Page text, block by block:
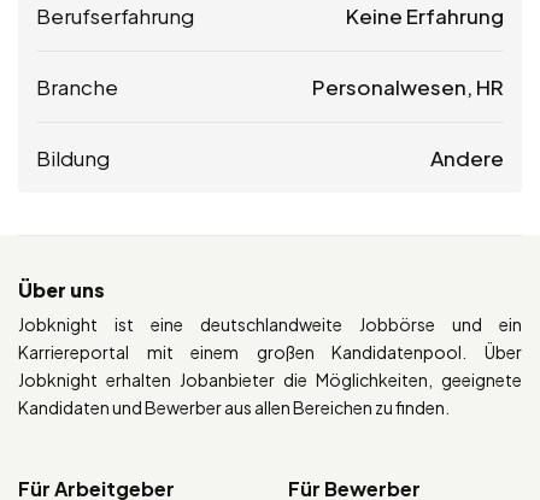
Berufserfahrung Keine Erfahrung
Branche Personalwesen, HR
Bildung Andere
Über uns
Jobknight ist eine deutschlandweite Jobbörse und ein
Karriereportal mit einem großen Kandidatenpool. Über
Jobknight erhalten Jobanbieter die Möglichkeiten, geeignete
Kandidaten und Bewerber aus allen Bereichen zu finden.
Für Arbeitgeber Für Bewerber